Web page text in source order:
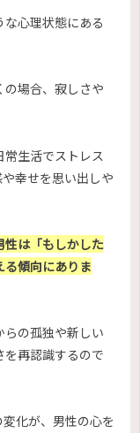
心理状態にある
場合、寂しさや
生活でストレス
幸せを思い出しや
性は「もしかした
る傾向にありま
の孤独や新しい
再認識するので
化が、男性の心を